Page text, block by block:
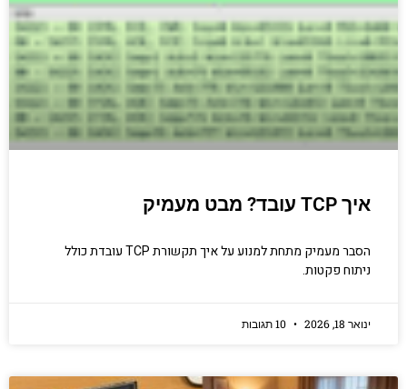
הכנסו עכשיו
איך TCP עובד? מבט מעמיק
הסבר מעמיק מתחת למנוע על איך תקשורת TCP עובדת כולל
ניתוח פקטות.
10 תגובות